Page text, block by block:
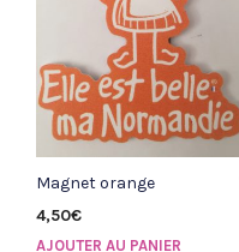
AJOUTER À LA LISTE D'ENVIE
Magnet orange
4,50€
AJOUTER AU PANIER